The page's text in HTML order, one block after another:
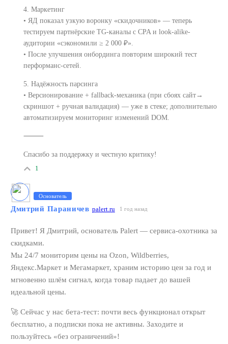
4. Маркетинг
• ЯД показал узкую воронку «скидочников» — теперь
тестируем партнёрские TG-каналы c CPA и look-alike-
аудитории «сэкономили ≥ 2 000 ₽».
• После улучшения онбординга повторим широкий тест
перформанс-сетей.
5. Надёжность парсинга
• Версионирование + fallback-механика (при сбоях сайт→
скриншот + ручная валидация) — уже в стеке; дополнительно
автоматизируем мониторинг изменений DOM.
⸻
Спасибо за поддержку и честную критику!
1
Основатель
Дмитрий Параничев palert.ru 1 год назад
Привет! Я Дмитрий, основатель Palert — сервиса-охотника за
скидками.
Мы 24/7 мониторим цены на Ozon, Wildberries,
Яндекс.Маркет и Мегамаркет, храним историю цен за год и
мгновенно шлём сигнал, когда товар падает до вашей
идеальной цены.
🚀 Сейчас у нас бета-тест: почти весь функционал открыт
бесплатно, а подписки пока не активны. Заходите и
пользуйтесь «без ограничений»!